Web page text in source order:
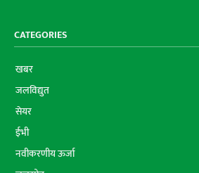
CATEGORIES
खबर
जलविद्युत
सेयर
ईभी
नवीकरणीय ऊर्जा